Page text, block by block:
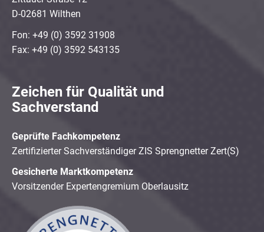
D-02681 Wilthen
Fon: +49 (0) 3592 31908
Fax: +49 (0) 3592 543135
Zeichen für Qualität und
Sachverstand
Geprüfte Fachkompetenz
Zertifizierter Sachverständiger ZIS Sprengnetter Zert(S)
Gesicherte Marktkompetenz
Vorsitzender Expertengremium Oberlausitz